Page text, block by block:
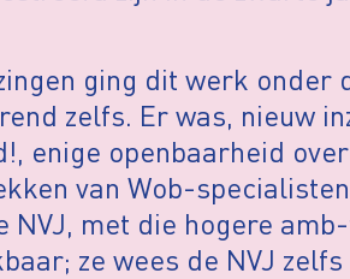
ging dit werk onder
zelfs. Er was, nieuw
enige openbaarheid
van Wob-
NVJ, met die hogere
ze wees de NVJ